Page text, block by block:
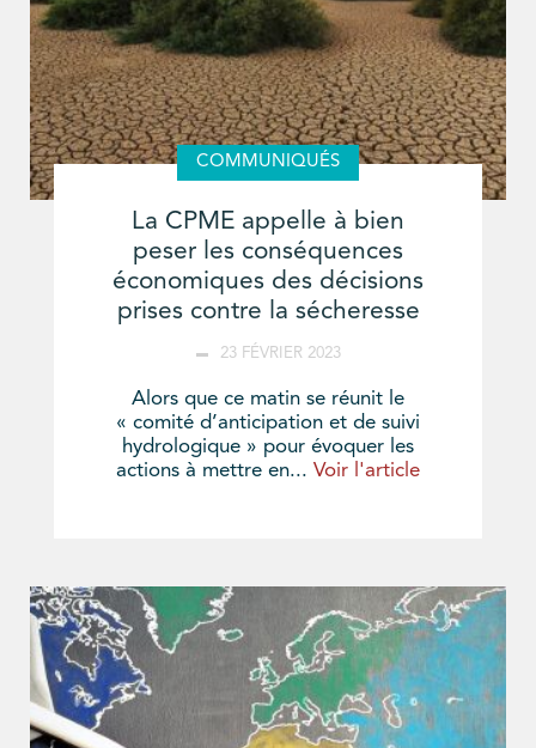
COMMUNIQUÉS
La CPME appelle à bien
peser les conséquences
économiques des décisions
prises contre la sécheresse
23 FÉVRIER 2023
Alors que ce matin se réunit le
« comité d’anticipation et de suivi
hydrologique » pour évoquer les
actions à mettre en... Voir l'article